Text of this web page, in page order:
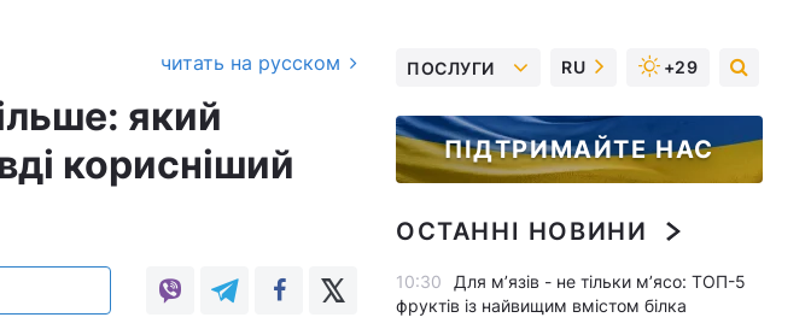
читать на русском
який
корисніший
ПОСЛУГИ RU +29
ПІДТРИМАЙТЕ НАС
ОСТАННІ НОВИНИ
10:30
Для м’язів - не тільки м’ясо: ТОП-5
фруктів із найвищим вмістом білка